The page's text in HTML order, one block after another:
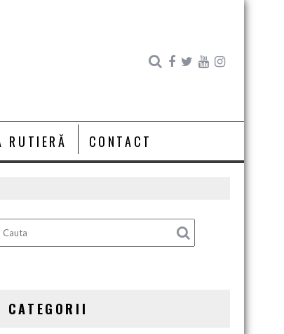
RUTIERĂ CONTACT
CATEGORII